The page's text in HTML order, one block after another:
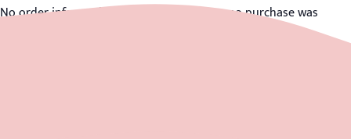
No order information is available because no purchase was